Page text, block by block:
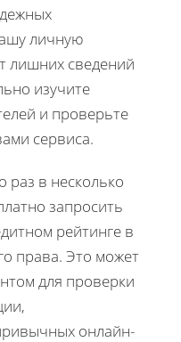
личную
лишних сведений
изучите
и проверьте
сервиса.
раз в несколько
запросить
рейтинге в
права. Это может
для проверки
онлайн-